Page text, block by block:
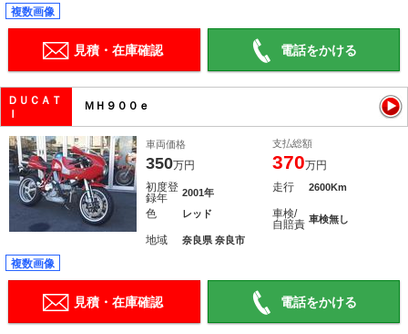
複数画像
見積・在庫確認 電話をかける
ＤＵＣＡＴ
Ｉ
ＭＨ９００ｅ
車両価格
350万円
支払総額
370万円
初度登
録年
2001年 走行 2600Km
色 レッド
車検/
自賠責 車検無し
地域 奈良県 奈良市
複数画像
見積・在庫確認 電話をかける